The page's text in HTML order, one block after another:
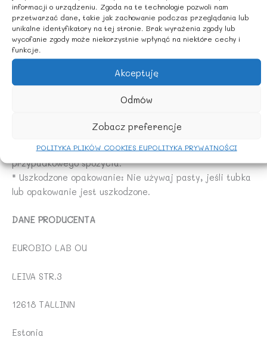
informacji o urządzeniu. Zgoda na te technologie pozwoli nam
przetwarzać dane, takie jak zachowanie podczas przeglądania lub
unikalne identyfikatory na tej stronie. Brak wyrażenia zgody lub
wycofanie zgody może niekorzystnie wpłynąć na niektóre cechy i
funkcje.
Akceptuję
Odmów
Zobacz preferencje
POLITYKA PLIKÓW COOKIES EUPOLITYKA PRYWATNOŚCI
grochu.
* Fluor: Pasta zawiera fluor. Zbyt duża dawka fluoru
może być szkodliwa. Skonsultuj się z lekarzem
stomatologiem w celu ustalenia odpowiedniej zawartości
fluoru w paście dla Twojego dziecka, szczególnie jeśli
woda w Twojej okolicy jest fluoryzowana.
podrażnienia lub nadwrażliwości w jamie ustnej,
natychmiast przerwij stosowanie produktu.
* Sposób przechowywania: Przechowuj pastę do zębów
w miejscu niedostępnym dla dzieci, aby uniknąć
przypadkowego spożycia.
* Uszkodzone opakowanie: Nie używaj pasty, jeśli tubka
lub opakowanie jest uszkodzone.
DANE PRODUCENTA
EUROBIO LAB OU
LEIVA STR.3
12618 TALLINN
Estonia